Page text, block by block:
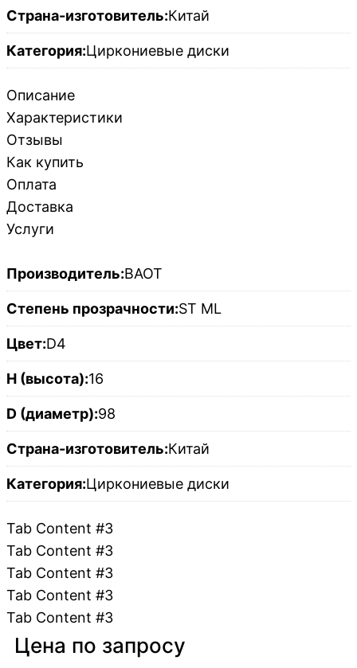
Страна-изготовитель:Китай
Категория:Циркониевые диски
Описание
Характеристики
Отзывы
Как купить
Оплата
Доставка
Услуги
Производитель:BAOT
Степень прозрачности:ST ML
Цвет:D4
H (высота):16
D (диаметр):98
Страна-изготовитель:Китай
Категория:Циркониевые диски
Tab Content #3
Tab Content #3
Tab Content #3
Tab Content #3
Tab Content #3
Цена по запросу